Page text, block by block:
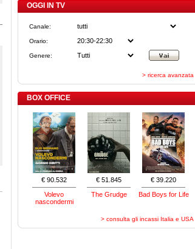
OGGI IN TV
Canale:
Orario:
Genere:
> ricerca avanzata
BOX OFFICE
€ 90.532
Volevo
nascondermi
€ 51.845
The Grudge
€ 39.220
Bad Boys for Life
> consulta gli incassi Italia e USA